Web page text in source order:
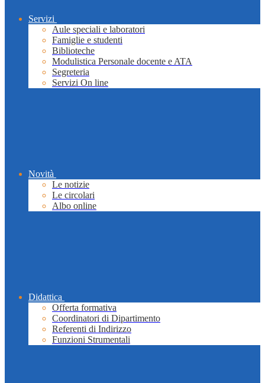
Servizi
Aule speciali e laboratori
Famiglie e studenti
Biblioteche
Modulistica Personale docente e ATA
Segreteria
Servizi On line
Novità
Le notizie
Le circolari
Albo online
Didattica
Offerta formativa
Coordinatori di Dipartimento
Referenti di Indirizzo
Funzioni Strumentali